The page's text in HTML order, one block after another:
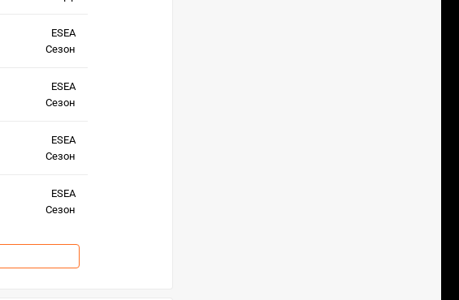
ESEA
Сезон
ESEA
Сезон
ESEA
Сезон
ESEA
Сезон